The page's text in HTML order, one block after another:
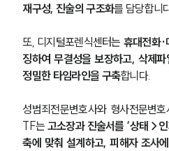
재구성, 진술의 구조화를 담당합니
또, 디지털포렌식센터는 휴대전화·
징하여 무결성을 보장하고, 삭제
정밀한 타임라인을 구축합니다.
성범죄전문변호사와 형사전문변
TF는 고소장과 진술서를 ‘상태→
축에 맞춰 설계하고, 피해자 조사